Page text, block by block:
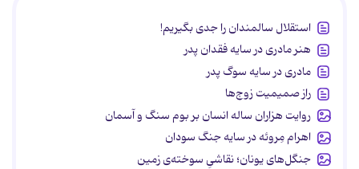
استقلال سالمندان را جدی بگیریم!
هنر مادری در سایه‌ فقدان پدر
مادری در سایه سوگ پدر
راز صمیمیت زوج‌ها
روایت هزاران ساله انسان بر بوم سنگ و آسمان
اهرام مِروئه در سایه جنگ سودان
جنگل‌های یونان؛ نقاشیِ سوخته‌ی زمین